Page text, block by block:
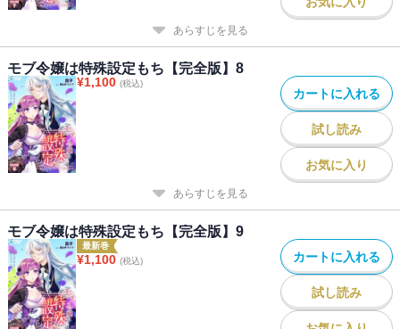
あらすじを見る
モブ令嬢は特殊設定もち【完全版】8
¥1,100 (税込)
カートに入れる
試し読み
お気に入り
あらすじを見る
モブ令嬢は特殊設定もち【完全版】9
最新巻
¥1,100 (税込) カートに入れる
試し読み